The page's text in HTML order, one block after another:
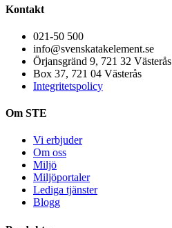
Kontakt
021-50 500
info@svenskatakelement.se
Örjansgränd 9, 721 32 Västerås
Box 37, 721 04 Västerås
Integritetspolicy
Om STE
Vi erbjuder
Om oss
Miljö
Miljöportaler
Lediga tjänster
Blogg